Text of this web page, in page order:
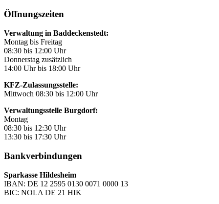
Öffnungszeiten
Verwaltung in Baddeckenstedt:
Montag bis Freitag
08:30 bis 12:00 Uhr
Donnerstag zusätzlich
14:00 Uhr bis 18:00 Uhr
KFZ-Zulassungsstelle:
Mittwoch 08:30 bis 12:00 Uhr
Verwaltungsstelle Burgdorf:
Montag
08:30 bis 12:30 Uhr
13:30 bis 17:30 Uhr
Bankverbindungen
Sparkasse Hildesheim
IBAN: DE 12 2595 0130 0071 0000 13
BIC: NOLA DE 21 HIK